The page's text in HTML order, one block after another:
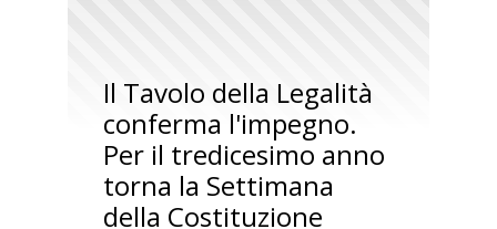
Il Tavolo della Legalità
conferma l'impegno.
Per il tredicesimo anno
torna la Settimana
della Costituzione